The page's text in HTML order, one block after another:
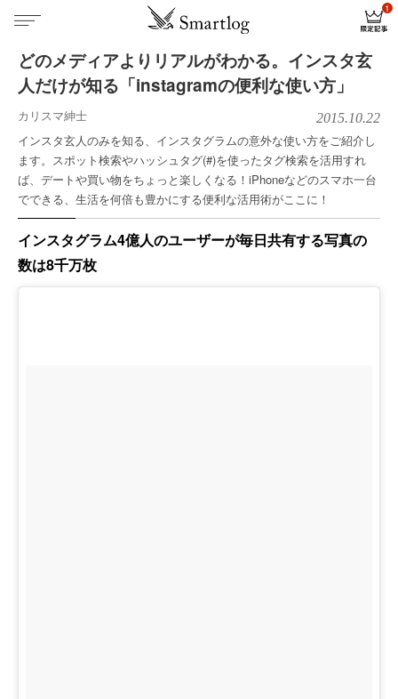
どのメディアよりリアルがわかる。インスタ玄
人だけが知る「instagramの便利な使い方」
カリスマ紳士 2015.10.22
インスタ玄人のみを知る、インスタグラムの意外な使い方をご紹介し
ます。スポット検索やハッシュタグ(#)を使ったタグ検索を活用すれ
ば、デートや買い物をちょっと楽しくなる！iPhoneなどのスマホ一台
でできる、生活を何倍も豊かにする便利な活用術がここに！
インスタグラム4億人のユーザーが毎日共有する写真の
数は8千万枚